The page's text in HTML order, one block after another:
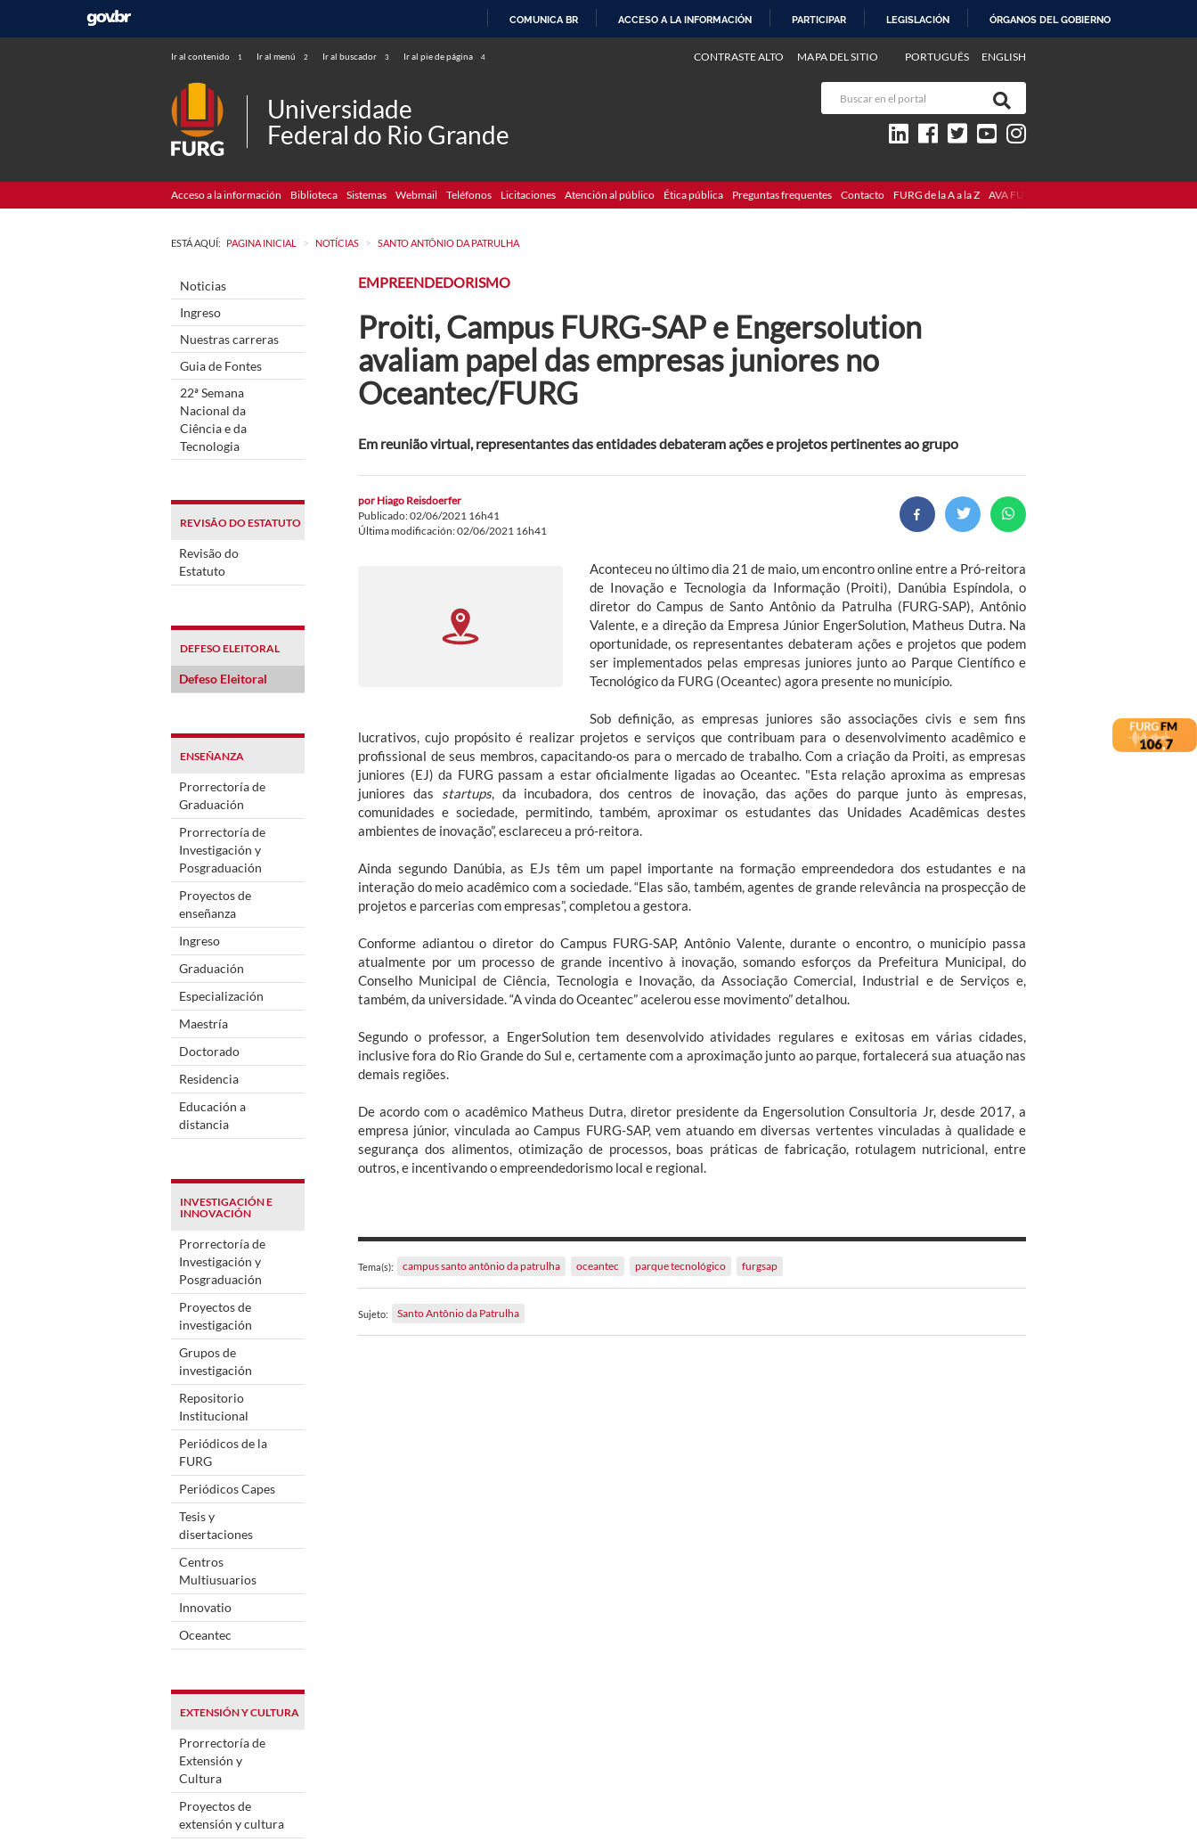
COMUNICA BR ACCESO A LA INFORMACIÓN PARTICIPAR LEGISLACIÓN ÓRGANOS DEL GOBIERNO
Ir al contenido 1 Ir al menú 2 Ir al buscador 3 Ir al pie de página 4 PORTUGUÊS ENGLISH
CONTRASTE ALTO MAPA DEL SITIO
Universidade
Federal do Rio Grande
Acceso a la información Biblioteca Sistemas Webmail Teléfonos Licitaciones Atención al público Ética pública Preguntas frequentes Contacto FURG de la A a la Z AVA FURG
ESTÁ AQUÍ: PAGINA INICIAL > NOTÍCIAS > SANTO ANTÔNIO DA PATRULHA
Noticias
Ingreso
Nuestras carreras
Guia de Fontes
22ª Semana
Nacional da
Ciência e da
Tecnologia
REVISÃO DO ESTATUTO
Revisão do
Estatuto
DEFESO ELEITORAL
Defeso Eleitoral
ENSEÑANZA
Prorrectoría de
Graduación
Prorrectoría de
Investigación y
Posgraduación
Proyectos de
enseñanza
Ingreso
Graduación
Especialización
Maestría
Doctorado
Residencia
Educación a
distancia
INVESTIGACIÓN E
INNOVACIÓN
Prorrectoría de
Investigación y
Posgraduación
Proyectos de
investigación
Grupos de
investigación
Repositorio
Institucional
Periódicos de la
FURG
Periódicos Capes
Tesis y
disertaciones
Centros
Multiusuarios
Innovatio
Oceantec
EXTENSIÓN Y CULTURA
Prorrectoría de
Extensión y
Cultura
Proyectos de
extensión y cultura
EMPREENDEDORISMO
Proiti, Campus FURG-SAP e Engersolution
avaliam papel das empresas juniores no
Oceantec/FURG
Em reunião virtual, representantes das entidades debateram ações e projetos pertinentes ao grupo
por Hiago Reisdoerfer
Publicado: 02/06/2021 16h41
Última modificación: 02/06/2021 16h41
Aconteceu no último dia 21 de maio, um encontro online entre a Pró-reitora
de Inovação e Tecnologia da Informação (Proiti), Danúbia Espíndola, o
diretor do Campus de Santo Antônio da Patrulha (FURG-SAP), Antônio
Valente, e a direção da Empresa Júnior EngerSolution, Matheus Dutra. Na
oportunidade, os representantes debateram ações e projetos que podem
ser implementados pelas empresas juniores junto ao Parque Científico e
Tecnológico da FURG (Oceantec) agora presente no município.
Sob definição, as empresas juniores são associações civis e sem fins
lucrativos, cujo propósito é realizar projetos e serviços que contribuam para o desenvolvimento acadêmico e
profissional de seus membros, capacitando-os para o mercado de trabalho. Com a criação da Proiti, as empresas
juniores (EJ) da FURG passam a estar oficialmente ligadas ao Oceantec. "Esta relação aproxima as empresas
juniores das
startups, da incubadora, dos centros de inovação, das ações do parque junto às empresas,
comunidades e sociedade, permitindo, também, aproximar os estudantes das Unidades Acadêmicas destes
ambientes de inovação”, esclareceu a pró-reitora.
Ainda segundo Danúbia, as EJs têm um papel importante na formação empreendedora dos estudantes e na
interação do meio acadêmico com a sociedade. “Elas são, também, agentes de grande relevância na prospecção de
projetos e parcerias com empresas”, completou a gestora.
Conforme adiantou o diretor do Campus FURG-SAP, Antônio Valente, durante o encontro, o município passa
atualmente por um processo de grande incentivo à inovação, somando esforços da Prefeitura Municipal, do
Conselho Municipal de Ciência, Tecnologia e Inovação, da Associação Comercial, Industrial e de Serviços e,
também, da universidade. “A vinda do Oceantec” acelerou esse movimento” detalhou.
Segundo o professor, a EngerSolution tem desenvolvido atividades regulares e exitosas em várias cidades,
inclusive fora do Rio Grande do Sul e, certamente com a aproximação junto ao parque, fortalecerá sua atuação nas
demais regiões.
De acordo com o acadêmico Matheus Dutra, diretor presidente da Engersolution Consultoria Jr, desde 2017, a
empresa júnior, vinculada ao Campus FURG-SAP, vem atuando em diversas vertentes vinculadas à qualidade e
segurança dos alimentos, otimização de processos, boas práticas de fabricação, rotulagem nutricional, entre
outros, e incentivando o empreendedorismo local e regional.
Tema(s): campus santo antônio da patrulha oceantec parque tecnológico furgsap
Sujeto: Santo Antônio da Patrulha